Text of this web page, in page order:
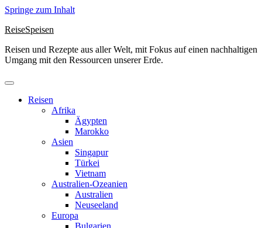
Springe zum Inhalt
ReiseSpeisen
Reisen und Rezepte aus aller Welt, mit Fokus auf einen nachhaltigen
Umgang mit den Ressourcen unserer Erde.
Reisen
Afrika
Ägypten
Marokko
Asien
Singapur
Türkei
Vietnam
Australien-Ozeanien
Australien
Neuseeland
Europa
Bulgarien